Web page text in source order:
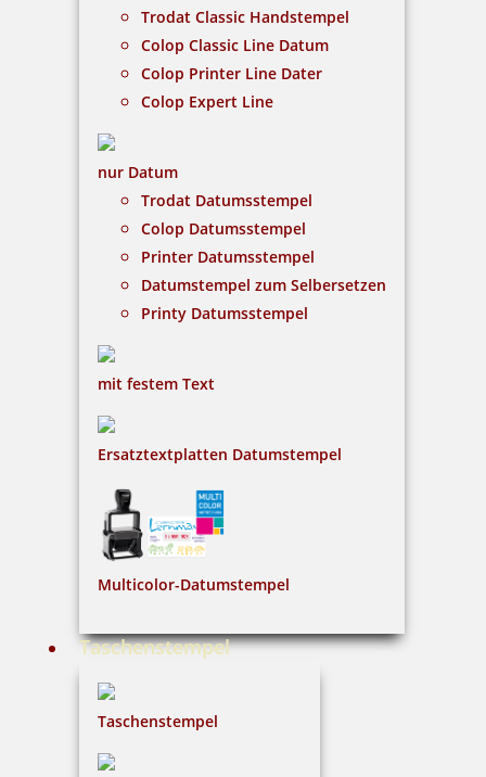
Trodat Classic Handstempel
Colop Classic Line Datum
Colop Printer Line Dater
Colop Expert Line
nur Datum
Trodat Datumsstempel
Colop Datumsstempel
Printer Datumsstempel
Datumstempel zum Selbersetzen
Printy Datumsstempel
mit festem Text
Ersatztextplatten Datumstempel
Multicolor-Datumstempel
Taschenstempel
Taschenstempel
65,71 €
Trodat Professional 5117 4.0 Wortbandstempel mit Datum
Französisch
Dieser Stempel ist perfekt geeignet für Büros die
viele verschiedene Lagertexte benötigen, aber nicht
Wordbandstempel ist selbstfärbend und kann sogar
in zwei verschiedenen Farben abgedruckt werden.